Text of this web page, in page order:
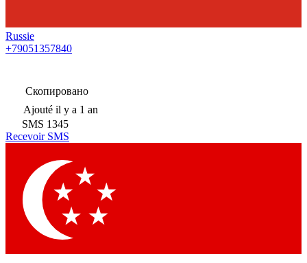
Russie
+79051357840
Скопировано
Ajouté il y a 1 an
SMS 1345
Recevoir SMS